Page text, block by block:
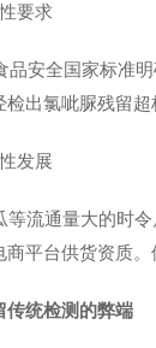
要求
品安全国家标准
出氯呲脲残留
发展
等流通量大的时
平台供货资质
传统检测的弊端